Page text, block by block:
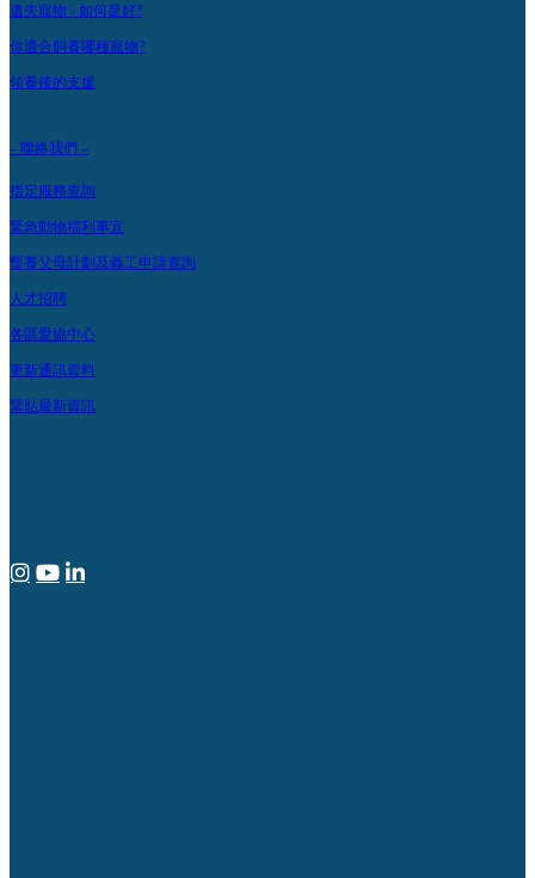
遺失寵物 - 如何是好?
你適合飼養哪種寵物?
領養後的支援
– 聯絡我們 –
指定服務查詢
緊急動物福利事宜
暫養父母計劃及義工申請查詢
人才招聘
各區愛協中心
更新通訊資料
緊貼最新資訊